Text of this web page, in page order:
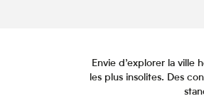
Envie d’explorer la ville
les plus insolites. Des